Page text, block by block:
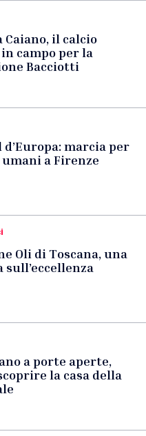
Caiano, il calcio
in campo per la
Bacciotti
d’Europa: marcia per
a Firenze
Oli di Toscana, una
a porte aperte,
la casa della